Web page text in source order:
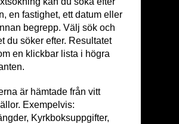
en fastighet, ett datum eller
begrepp. Välj sök och
du söker efter. Resultatet
en klickbar lista i högra
är hämtade från vitt
Exempelvis:
Kyrkboksuppgifter,